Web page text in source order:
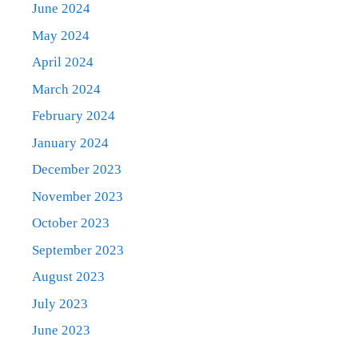
June 2024
May 2024
April 2024
March 2024
February 2024
January 2024
December 2023
November 2023
October 2023
September 2023
August 2023
July 2023
June 2023